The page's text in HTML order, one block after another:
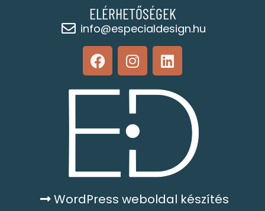
ELÉRHETŐSÉGEK
info@especialdesign.hu
WordPress weboldal készítés